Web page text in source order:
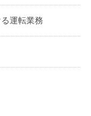
運転業務